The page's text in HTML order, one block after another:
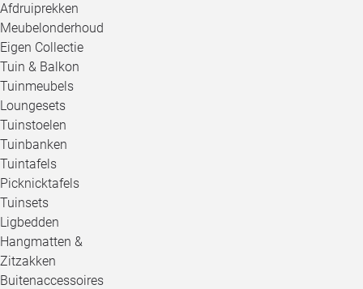
Afdruiprekken
Meubelonderhoud
Eigen Collectie
Tuin & Balkon
Tuinmeubels
Loungesets
Tuinstoelen
Tuinbanken
Tuintafels
Picknicktafels
Tuinsets
Ligbedden
Hangmatten &
Zitzakken
Buitenaccessoires